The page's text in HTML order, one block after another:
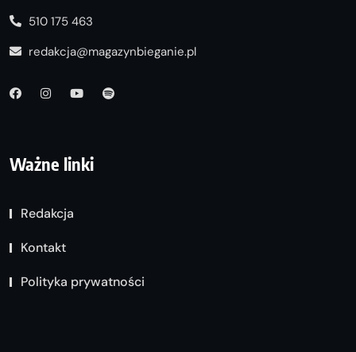
510 175 463
redakcja@magazynbieganie.pl
Ważne linki
Redakcja
Kontakt
Polityka prywatności